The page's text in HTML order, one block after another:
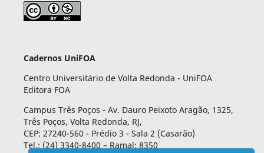
Cadernos UniFOA
Centro Universitário de Volta Redonda - UniFOA
Editora FOA
Campus Três Poços - Av. Dauro Peixoto Aragão, 1325,
Três Poços, Volta Redonda, RJ,
CEP: 27240-560 - Prédio 3 - Sala 2 (Casarão)
Tel.: (24) 3340-8400 – Ramal: 8350